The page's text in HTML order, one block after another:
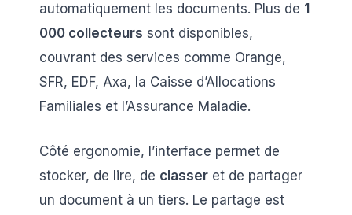
automatiquement les documents. Plus de 1
000 collecteurs sont disponibles,
couvrant des services comme Orange,
SFR, EDF, Axa, la Caisse d’Allocations
Familiales et l’Assurance Maladie.
Côté ergonomie, l’interface permet de
stocker, de lire, de classer et de partager
un document à un tiers. Le partage est